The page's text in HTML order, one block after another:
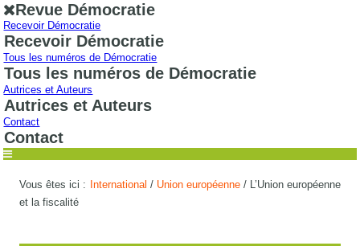
Revue Démocratie
Recevoir Démocratie
Recevoir Démocratie
Tous les numéros de Démocratie
Tous les numéros de Démocratie
Autrices et Auteurs
Autrices et Auteurs
Contact
Contact
Vous êtes ici : International / Union européenne/ L’Union européenne
et la fiscalité